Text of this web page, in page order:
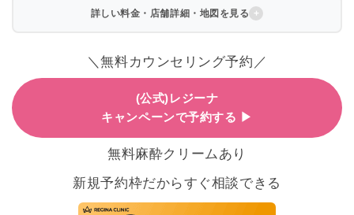
詳しい料金・店舗詳細・地図を見る
＼無料カウンセリング予約／
(公式)レジーナ
キャンペーンで予約する ▶
無料麻酔クリームあり
新規予約枠だからすぐ相談できる